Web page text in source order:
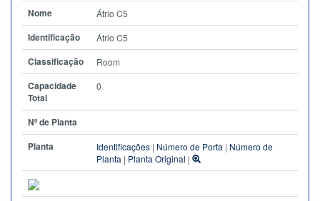
Nome
Átrio C5
Identificação Átrio C5
Classificação Room
Capacidade
Total
0
Nº de Planta
Planta
Identificações | Número de Porta | Número de
Planta | Planta Original |